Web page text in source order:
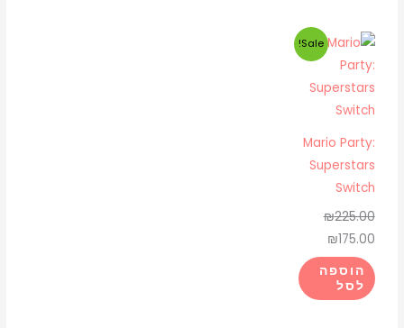
Mario Party:
Superstars
Switch
Sale!
₪225.00
המחיר
המקורי
היה:
₪225.00.
₪175.00
המחיר
הנוכחי
הוא:
הוספה
לסל